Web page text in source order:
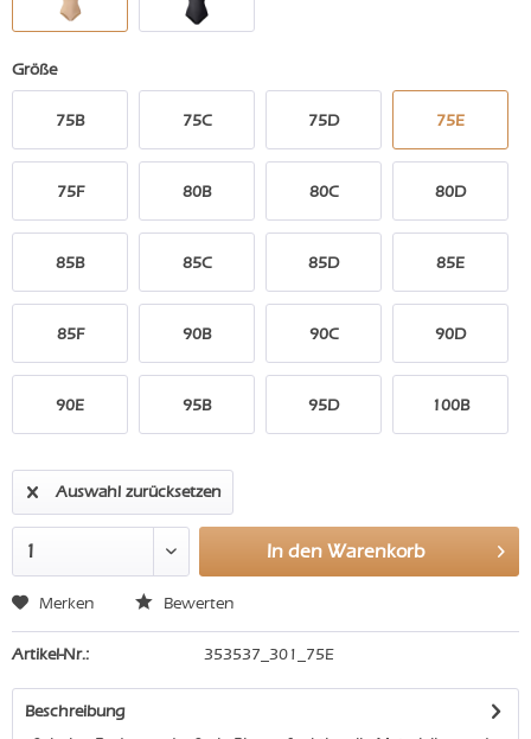
Größe
75B 75C 75D 75E
75F 80B 80C 80D
85B 85C 85D 85E
85F 90B 90C 90D
90E 95B 95D 100B
Auswahl zurücksetzen
In den Warenkorb
Merken Bewerten
Artikel-Nr.: 353537_301_75E
Beschreibung